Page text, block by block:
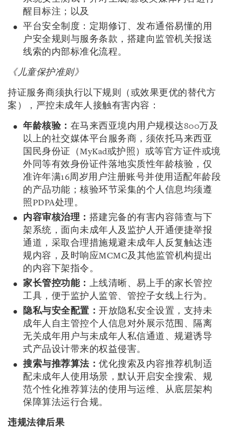
醒目标注；以及
平台安全制度：定期修订、发布通俗易懂的用
户安全规则与服务条款，搭建向监管机关报送
线索的内部标准化流程。
《儿童保护准则》
持证服务商须执行以下规则（或效果更优的替代方
案），严控未成年人接触有害内容：
年龄核验： 在马来西亚境内用户规模达800万及
以上的社交媒体平台服务商，须依托马来西亚
国民身份证（MyKad或护照）或等官方证件或境
外同等有效身份证件落地实质性年龄核验，仅
准许年满16周岁用户注册账号并使用适配年龄段
的产品功能；核验环节采集的个人信息均须遵
照PDPA处理。
内容审核治理： 搭建完备的有害内容筛查与下
架系统，面向未成年人及监护人开通便捷举报
通道，采取合理措施规避未成年人反复触达违
规内容，及时响应MCMC及其他监管机构提出
的内容下架指令。
家长管控功能： 上线清晰、易上手的家长管控
工具，便于监护人监管、管控子女线上行为。
隐私与安全配置： 开放隐私安全设置，支持未
成年人自主管控个人信息对外展示范围、隔离
无关成年用户与未成年人私信通道、规避诱导
式产品设计带来的权益侵害。
搜索与推荐算法： 优化搜索及内容推荐机制适
配未成年人使用场景，默认开启安全搜索、规
范个性化推荐算法的使用与运维、从底层架构
保障算法运行合规。
违规法律后果